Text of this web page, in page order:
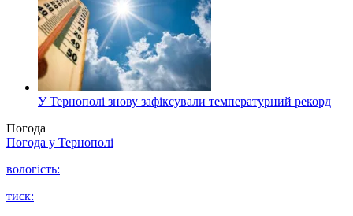
У Тернополі знову зафіксували температурний рекорд
Погода
Погода у Тернополі
вологість:
тиск: